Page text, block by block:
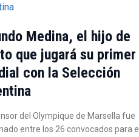
Medina, el hijo de
que jugará su primer
con la Selección
del Olympique de Marsella fue
entre los 26 convocados para el